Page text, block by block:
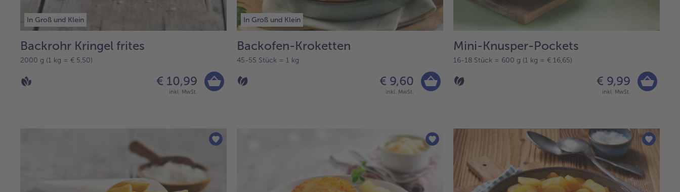
In Groß und Klein
Backrohr Kringel frites
2000 g (1 kg = € 5,50)
€ 10,99
inkl. MwSt.
In Groß und Klein
Backofen-Kroketten
45-55 Stück = 1 kg
€ 9,60
inkl. MwSt.
Mini-Knusper-Pockets
16-18 Stück = 600 g (1 kg = € 16,65)
€ 9,99
inkl. MwSt.